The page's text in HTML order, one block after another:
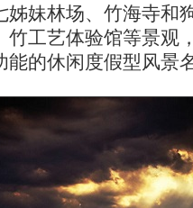
姊妹林场、竹海寺和
竹工艺体验馆等景观
能的休闲度假型风景